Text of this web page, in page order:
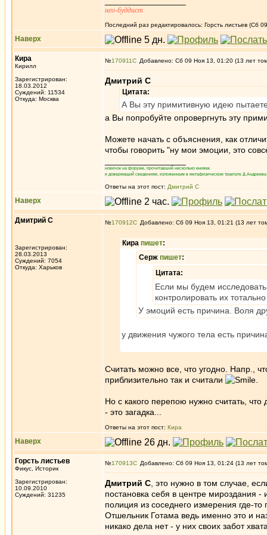
нео-буддист
Последний раз редактировалось: Горсть листьев (Сб
Наверх
Кира
Кирилл
Зарегистрирован:
18.03.2012
Суждений: 11534
Откуда: Москва
№170911 Добавлено: Сб 09 Ноя 13, 01:20 (13 лет
Дмитрий С
Цитата:
А Вы эту примитивную идею
а Вы попробуйте опровергнуть эту
Можете начать с объяснения, как
чтобы говорить "ну мои эмоции, это
новичок на форуме, прочитавший несколько книжек
и доверяющий сведениям, изложенным в метафизическом трактате
Ответы на этот пост: Дмитрий С
Наверх
Дмитрий С
Зарегистрирован:
28.03.2013
Суждений: 7054
Откуда: Харьков
№170912 Добавлено: Сб 09 Ноя 13, 01:21 (13 лет
Кира пишет:
Серж пишет:
Цитата:
Если мы будем
контролировать их
У эмоций есть причина. Воля
у движения чужого тела есть
Считать можно все, что угодно. Напр.,
приблизительно так и считали
Но с какого перепою нужно считать,
- это загадка...
Ответы на этот пост: Кира
Наверх
Горсть листьев
Фикус, Историк
Зарегистрирован:
10.09.2010
Суждений: 31235
№170913 Добавлено: Сб 09 Ноя 13, 01:24 (13 лет
Дмитрий С , это нужно в том случае,
постановка себя в центре мироздания -
полиция из соседнего измерения где-
Отшельник Готама ведь именно это и
никако дела нет - у них своих забот